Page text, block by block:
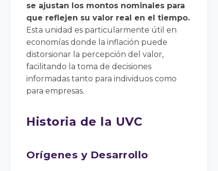
se ajustan los montos nominales para
que reflejen su valor real en el tiempo.
Esta unidad es particularmente útil en
economías donde la inflación puede
distorsionar la percepción del valor,
facilitando la toma de decisiones
informadas tanto para individuos como
para empresas.
Historia de la UVC
Orígenes y Desarrollo